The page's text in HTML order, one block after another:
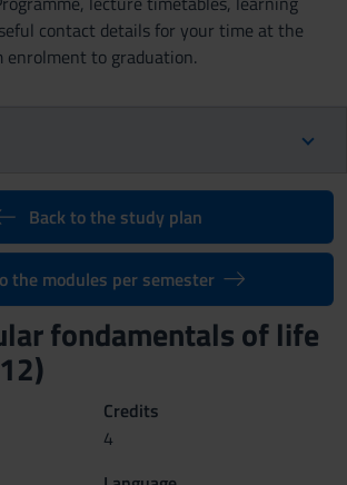
contact details for your time at the
enrolment to graduation.
Back to the study plan
the modules per semester
fondamentals of life
Credits
4